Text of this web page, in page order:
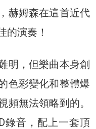
赫姆森在這首近代
的演奏！
明，但樂曲本身創
色彩變化和整體爆
頻無法領略到的。
錄音，配上一套頂